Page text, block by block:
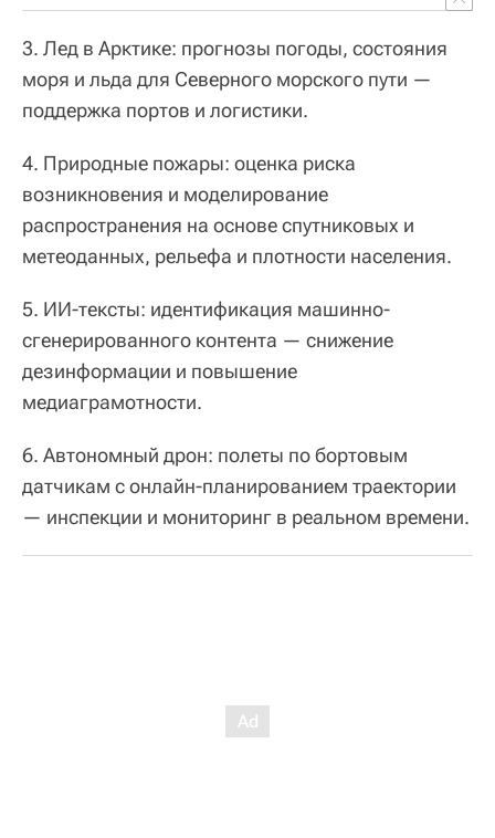
3. Лед в Арктике: прогнозы погоды, состояния
моря и льда для Северного морского пути —
поддержка портов и логистики.
4. Природные пожары: оценка риска
возникновения и моделирование
распространения на основе спутниковых и
метеоданных, рельефа и плотности населения.
5. ИИ-тексты: идентификация машинно-
сгенерированного контента — снижение
дезинформации и повышение
медиаграмотности.
6. Автономный дрон: полеты по бортовым
датчикам с онлайн-планированием траектории
— инспекции и мониторинг в реальном времени.